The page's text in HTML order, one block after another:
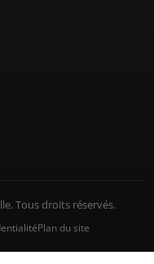
Tous droits réservés.
Plan du site